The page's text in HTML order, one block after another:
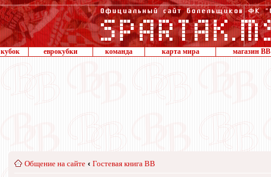
кубок еврокубки команда карта мира магазин ВВ
Общение на сайте ‹ Гостевая книга ВВ